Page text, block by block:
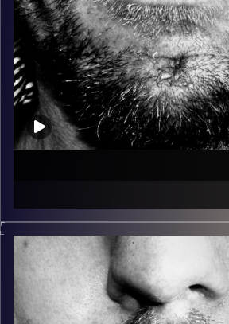
של הופעות חיות. הרבה ג'אם, רוק,
בלוז, bluegrass, ג'אז, Fאנק, פרוגרסיב ואפילו אלקטרוניקה.
David